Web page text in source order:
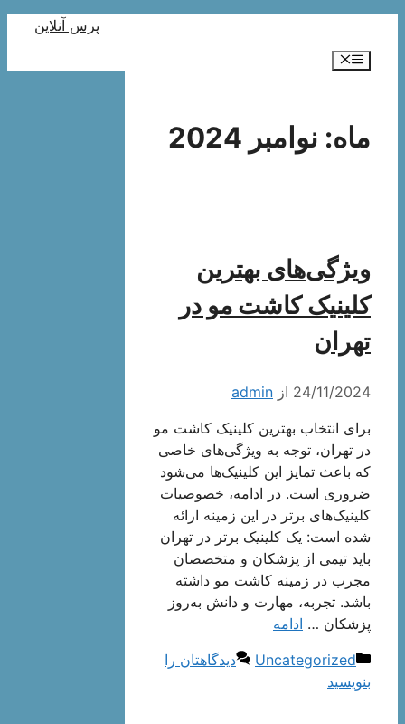
محتوا
پرس آنلاین
فهرست
ماه: نوامبر 2024
ویژگی‌های بهترین
کلینیک کاشت مو در
تهران
24/11/2024 از admin
برای انتخاب بهترین کلینیک کاشت مو
در تهران، توجه به ویژگی‌های خاصی
که باعث تمایز این کلینیک‌ها می‌شود
ضروری است. در ادامه، خصوصیات
کلینیک‌های برتر در این زمینه ارائه
شده است: یک کلینیک برتر در تهران
باید تیمی از پزشکان و متخصصان
مجرب در زمینه کاشت مو داشته
باشد. تجربه، مهارت و دانش به‌روز
پزشکان … ادامه
دسته‌ها
Uncategorized
دیدگاهتان را
بنویسید